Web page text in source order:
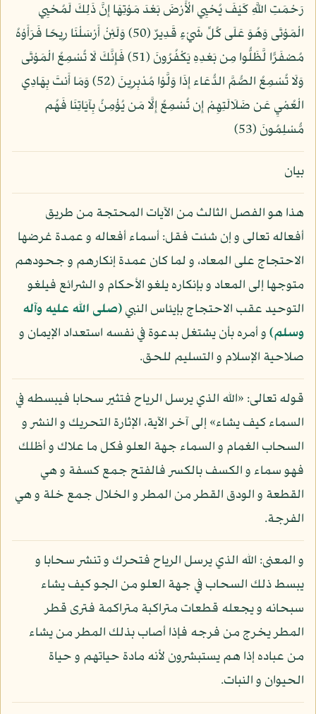
رَحْمَتِ اللَّهِ كَيْفَ يُحْيِي الْأَرْضَ بَعْدَ مَوْتِهَا إِنَّ ذَلِكَ لَمُحْيِي
الْمَوْتَى وَهُوَ عَلَى كُلِّ شَيْءٍ قَدِيرٌ (50) وَلَئِنْ أَرْسَلْنَا رِيحًا فَرَأَوْهُ
مُصْفَرًّا لَّظَلُّوا مِن بَعْدِهِ يَكْفُرُونَ (51) فَإِنَّكَ لَا تُسْمِعُ الْمَوْتَى
وَلَا تُسْمِعُ الصُّمَّ الدُّعَاء إِذَا وَلَّوْا مُدْبِرِينَ (52) وَمَا أَنتَ بِهَادِي
الْعُمْيِ عَن ضَلَالَتِهِمْ إِن تُسْمِعُ إِلَّا مَن يُؤْمِنُ بِآيَاتِنَا فَهُم
مُّسْلِمُونَ (53)
بيان
هذا هو الفصل الثالث من الآيات المحتجة من طريق
أفعاله تعالى و إن شئت فقل: أسماء أفعاله و عمدة غرضها
الاحتجاج على المعاد، و لما كان عمدة إنكارهم و جحودهم
متوجها إلى المعاد و بإنكاره يلغو الأحكام و الشرائع فيلغو
التوحيد عقب الاحتجاج بإيئاس النبي(صلى الله عليه وآله
وسلم)و أمره بأن يشتغل بدعوة في نفسه استعداد الإيمان و
صلاحية الإسلام و التسليم للحق.
قوله تعالى: «الله الذي يرسل الرياح فتثير سحابا فيبسطه في
السماء كيف يشاء» إلى آخر الآية، الإثارة التحريك و النشر و
السحاب الغمام و السماء جهة العلو فكل ما علاك و أظلك
فهو سماء و الكسف بالكسر فالفتح جمع كسفة و هي
القطعة و الودق القطر من المطر و الخلال جمع خلة و هي
الفرجة.
و المعنى: الله الذي يرسل الرياح فتحرك و تنشر سحابا و
يبسط ذلك السحاب في جهة العلو من الجو كيف يشاء
سبحانه و يجعله قطعات متراكبة متراكمة فترى قطر
المطر يخرج من فرجه فإذا أصاب بذلك المطر من يشاء
من عباده إذا هم يستبشرون لأنه مادة حياتهم و حياة
الحيوان و النبات.